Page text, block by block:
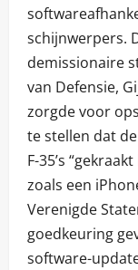
schijnwerpers.
demissionaire
van Defensie,
zorgde voor
te stellen dat
F-35’s
zoals een
Verenigde
goedkeuring
software-